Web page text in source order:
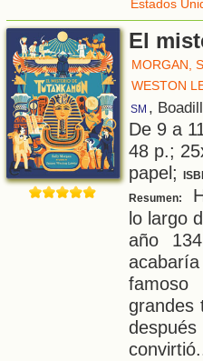
Estados
El
MORGAN,
WESTON
SM ,
De 9 a
48 p.;
papel;
Resumen:
lo largo
año
grandes
convirtió